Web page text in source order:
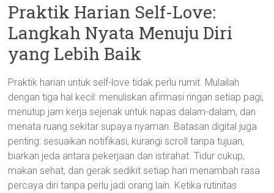
Praktik Harian Self-Love:
Langkah Nyata Menuju Diri
yang Lebih Baik
Praktik harian untuk self-love tidak perlu rumit. Mulailah
dengan tiga hal kecil: menuliskan afirmasi ringan setiap pagi,
menutup jam kerja sejenak untuk napas dalam-dalam, dan
menata ruang sekitar supaya nyaman. Batasan digital juga
penting: sesuaikan notifikasi, kurangi scroll tanpa tujuan,
biarkan jeda antara pekerjaan dan istirahat. Tidur cukup,
makan sehat, dan gerak sedikit setiap hari menambah rasa
percaya diri tanpa perlu jadi orang lain. Ketika rutinitas